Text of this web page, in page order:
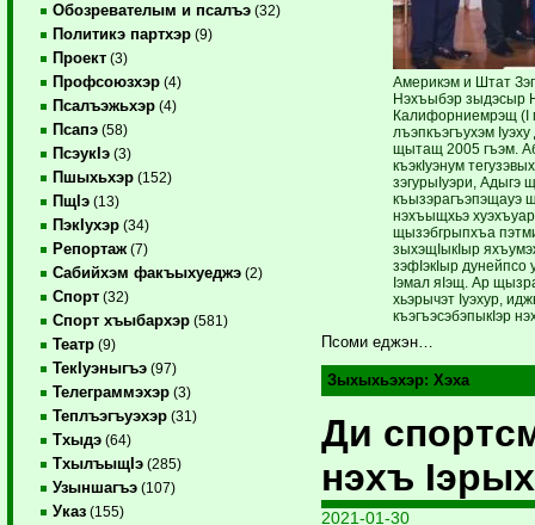
Обозревателым и псалъэ (32)
Политикэ партхэр (9)
Проект (3)
Профсоюзхэр (4)
Псалъэжьхэр (4)
Псапэ (58)
ПсэукIэ (3)
Пшыхьхэр (152)
ПщIэ (13)
ПэкIухэр (34)
Репортаж (7)
Сабийхэм факъыхуеджэ (2)
Спорт (32)
Спорт хъыбархэр (581)
Театр (9)
ТекIуэныгъэ (97)
Телеграммэхэр (3)
Теплъэгъуэхэр (31)
Тхыдэ (64)
ТхылъыщIэ (285)
Узыншагъэ (107)
Указ (155)
Америкэм и Штат
Нэхъыбэр зыдэсыр
Калифорниемрэщ
лъэпкъэгъухэм
щытащ 2005 гъэм.
къэкIуэнум
зэгурыIуэри, Адыгэ
къызэрагъэпэщауэ
нэхъыщхьэ
щызэбгрыпхъа
зыхэщIыкIыр
зэфIэкIыр дунейпсо
Iэмал яIэщ. Ар
хьэрычэт Iуэхур,
къэгъэсэбэпыкIэр
Псоми еджэн…
Зыхыхьэхэр: Хэха
Ди
нэхъ
2021-01-30